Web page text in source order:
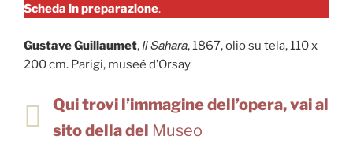
Scheda in preparazione.
Gustave Guillaumet, Il Sahara, 1867, olio su tela, 110 x
200 cm. Parigi, museé d’Orsay
Qui trovi l’immagine dell’opera, vai al
sito della del Museo